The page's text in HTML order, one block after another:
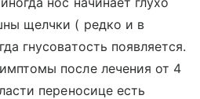
щелчки ( редко и в
гнусоватость появляется.
после лечения от 4
переносице есть